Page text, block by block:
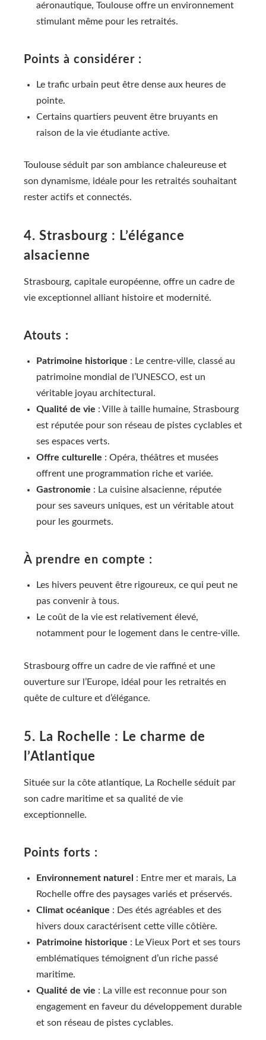
aéronautique, Toulouse offre un environnement
stimulant même pour les retraités.
Points à considérer :
Le trafic urbain peut être dense aux heures de
pointe.
Certains quartiers peuvent être bruyants en
raison de la vie étudiante active.
Toulouse séduit par son ambiance chaleureuse et
son dynamisme, idéale pour les retraités souhaitant
rester actifs et connectés.
4. Strasbourg : L’élégance
alsacienne
Strasbourg, capitale européenne, offre un cadre de
vie exceptionnel alliant histoire et modernité.
Atouts :
Patrimoine historique : Le centre-ville, classé au
patrimoine mondial de l’UNESCO, est un
véritable joyau architectural.
Qualité de vie : Ville à taille humaine, Strasbourg
est réputée pour son réseau de pistes cyclables et
ses espaces verts.
Offre culturelle : Opéra, théâtres et musées
offrent une programmation riche et variée.
Gastronomie : La cuisine alsacienne, réputée
pour ses saveurs uniques, est un véritable atout
pour les gourmets.
À prendre en compte :
Les hivers peuvent être rigoureux, ce qui peut ne
pas convenir à tous.
Le coût de la vie est relativement élevé,
notamment pour le logement dans le centre-ville.
Strasbourg offre un cadre de vie raffiné et une
ouverture sur l’Europe, idéal pour les retraités en
quête de culture et d’élégance.
5. La Rochelle : Le charme de
l’Atlantique
Située sur la côte atlantique, La Rochelle séduit par
son cadre maritime et sa qualité de vie
exceptionnelle.
Points forts :
Environnement naturel
: Entre mer et marais, La
Rochelle offre des paysages variés et préservés.
Climat océanique : Des étés agréables et des
hivers doux caractérisent cette ville côtière.
Patrimoine historique : Le Vieux Port et ses tours
emblématiques témoignent d’un riche passé
maritime.
Qualité de vie : La ville est reconnue pour son
engagement en faveur du développement durable
et son réseau de pistes cyclables.